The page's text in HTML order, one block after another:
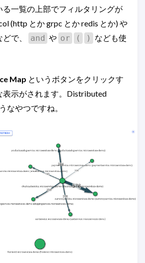
る一覧の上部でフィルタリングが
(http とか grpc とか redis とか) や
で、
and や or ( ) なども使
Map というボタンをクリックす
表示がされます。Distributed
なやつですね。